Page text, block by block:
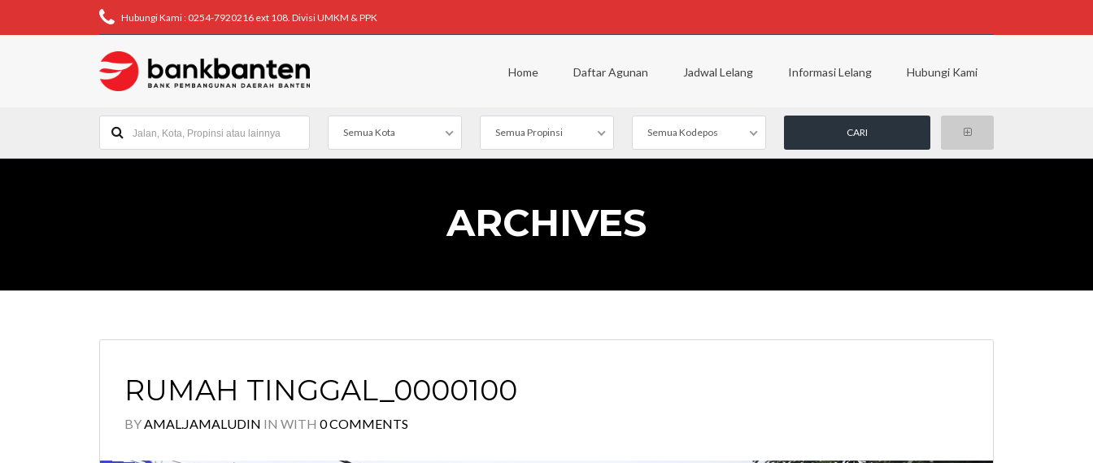
Hubungi Kami : 0254-7920216 ext 108. Divisi UMKM & PPK
Home Daftar Agunan Jadwal Lelang Informasi Lelang Hubungi Kami
Semua Kota Semua Propinsi Semua Kodepos
ARCHIVES
RUMAH TINGGAL_0000100
BYAMAL.JAMALUDIN IN WITH 0 COMMENTS